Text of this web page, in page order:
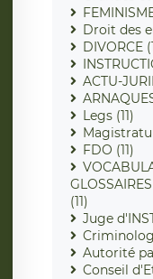
Droit des
DIVORCE
ACTU-
Legs (11)
FDO (11)
(11)
Juge
Autorité
Conseil